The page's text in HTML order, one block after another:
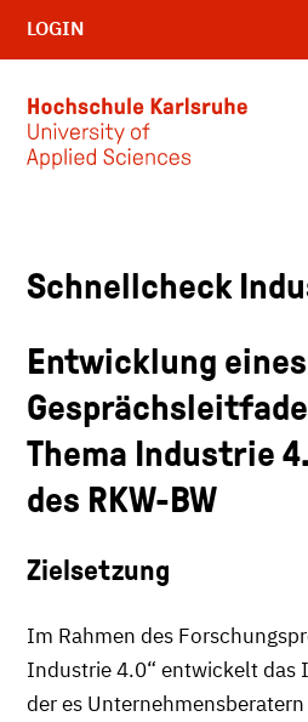
LOGIN
Schnellcheck
Entwicklung eines
Thema Industrie
des RKW-BW
Zielsetzung
Im Rahmen des
Industrie 4.0“ entwickelt das
der es